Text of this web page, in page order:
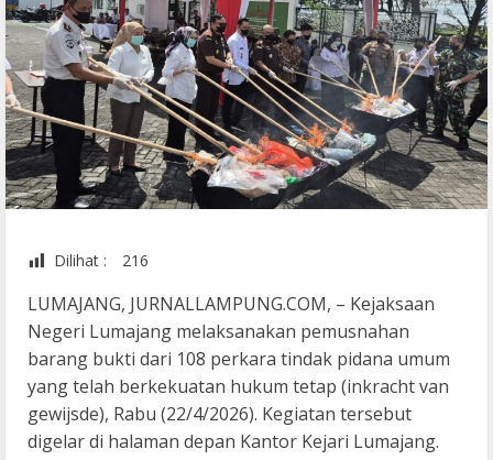
Dilihat : 216
LUMAJANG, JURNALLAMPUNG.COM, – Kejaksaan
Negeri Lumajang melaksanakan pemusnahan
barang bukti dari 108 perkara tindak pidana umum
yang telah berkekuatan hukum tetap (inkracht van
gewijsde), Rabu (22/4/2026). Kegiatan tersebut
digelar di halaman depan Kantor Kejari Lumajang.